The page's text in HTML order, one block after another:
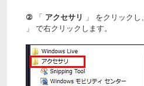
② 「 アクセサリ 」 をクリックし
」 で右クリックします。